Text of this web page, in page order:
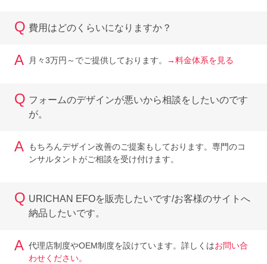
Q 費用はどのくらいになりますか？
A 月々3万円～でご提供しております。 →料金体系を見る
Q フォームのデザインが悪いから相談をしたいのです
が。
A
もちろんデザイン改善のご提案もしております。専門のコ
ンサルタントがご相談を受け付けます。
Q URICHAN EFOを販売したいです/お客様のサイトへ
納品したいです。
A 代理店制度やOEM制度を設けています。詳しくはお問い合
わせください。